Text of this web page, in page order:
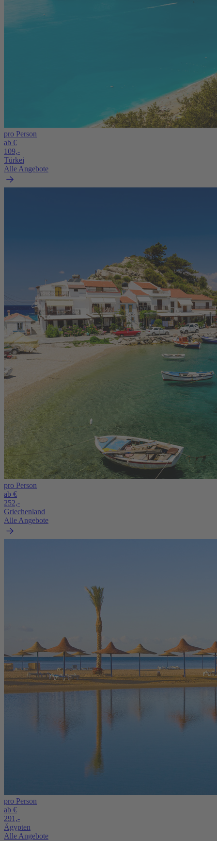
pro Person
ab €
109,-
Türkei
Alle Angebote
pro Person
ab €
252,-
Griechenland
Alle Angebote
pro Person
ab €
291,-
Ägypten
Alle Angebote